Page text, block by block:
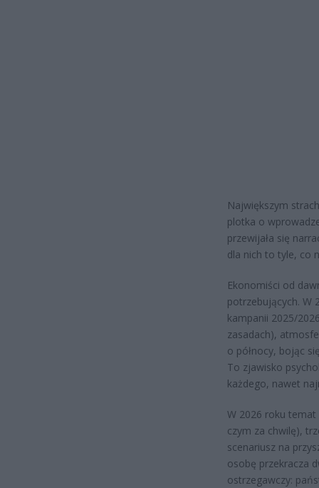
Największym
plotka o
przewijała się
dla nich to tyle, co
Ekonomiści od
potrzebujących. W
kampanii 2025/
zasadach),
o północy, bojąc
To zjawisko
każdego, nawet
W 2026 roku temat
czym za chwilę),
scenariusz na
osobę przekracza
ostrzegawczy: